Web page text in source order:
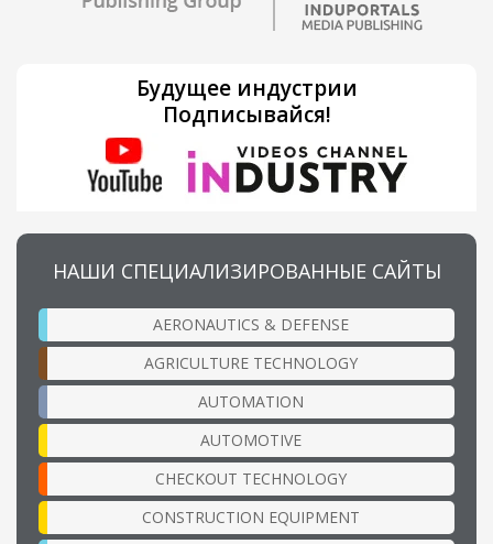
Будущее индустрии
Подписывайся!
НАШИ СПЕЦИАЛИЗИРОВАННЫЕ САЙТЫ
AERONAUTICS & DEFENSE
AGRICULTURE TECHNOLOGY
AUTOMATION
AUTOMOTIVE
CHECKOUT TECHNOLOGY
CONSTRUCTION EQUIPMENT